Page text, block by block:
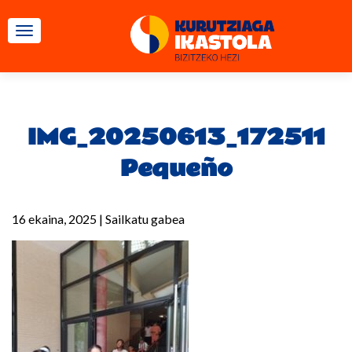
TOGGLE NAVIGATION
IMG_20250613_172511
Pequeño
16 ekaina, 2025 | Sailkatu gabea